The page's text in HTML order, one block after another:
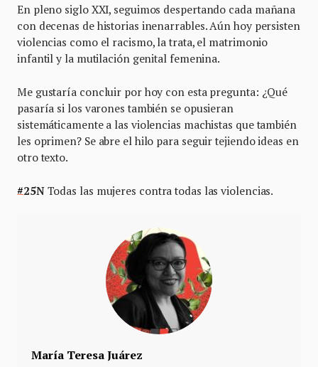
En pleno siglo XXI, seguimos despertando cada mañana
con decenas de historias inenarrables. Aún hoy persisten
violencias como el racismo, la trata, el matrimonio
infantil y la mutilación genital femenina.
Me gustaría concluir por hoy con esta pregunta: ¿Qué
pasaría si los varones también se opusieran
sistemáticamente a las violencias machistas que también
les oprimen? Se abre el hilo para seguir tejiendo ideas en
otro texto.
#25NTodas las mujeres contra todas las violencias.
María Teresa Juárez